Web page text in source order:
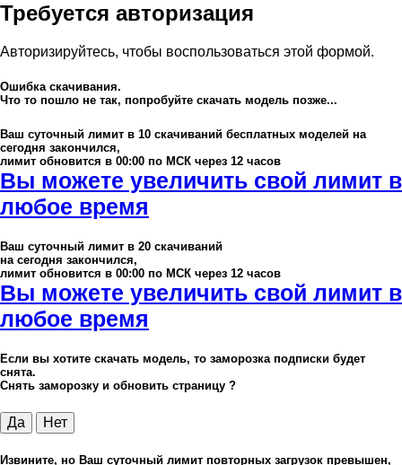
Требуется авторизация
Авторизируйтесь, чтобы воспользоваться этой формой.
Ошибка скачивания.
Что то пошло не так, попробуйте скачать модель позже...
Ваш суточный лимит в 10 скачиваний бесплатных моделей на
сегодня закончился,
лимит обновится в 00:00 по МСК через 12 часов
Вы можете увеличить свой лимит в
любое время
Ваш суточный лимит в 20 скачиваний
на сегодня закончился,
лимит обновится в 00:00 по МСК через 12 часов
Вы можете увеличить свой лимит в
любое время
Если вы хотите скачать модель, то заморозка подписки будет
снята.
Снять заморозку и обновить страницу ?
Да Нет
Извините, но Ваш суточный лимит повторных загрузок превышен,